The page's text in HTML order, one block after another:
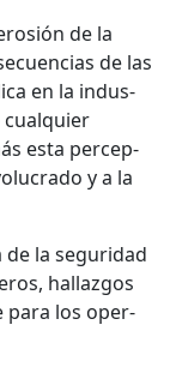
de la
de las
en la indus­
cualquier
esta per­cep­
y a la
la seguri­dad
hal­laz­gos
para los oper­